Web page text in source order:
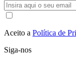
Aceito a Política de
Siga-nos